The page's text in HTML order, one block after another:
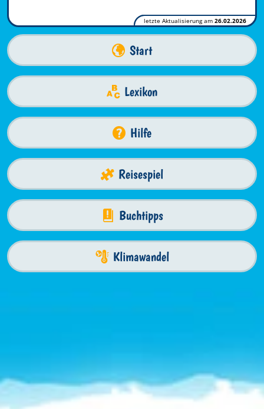
letzte Aktualisierung am 26.02.2026
Start
Lexikon
Hilfe
Reisespiel
Buchtipps
Klimawandel